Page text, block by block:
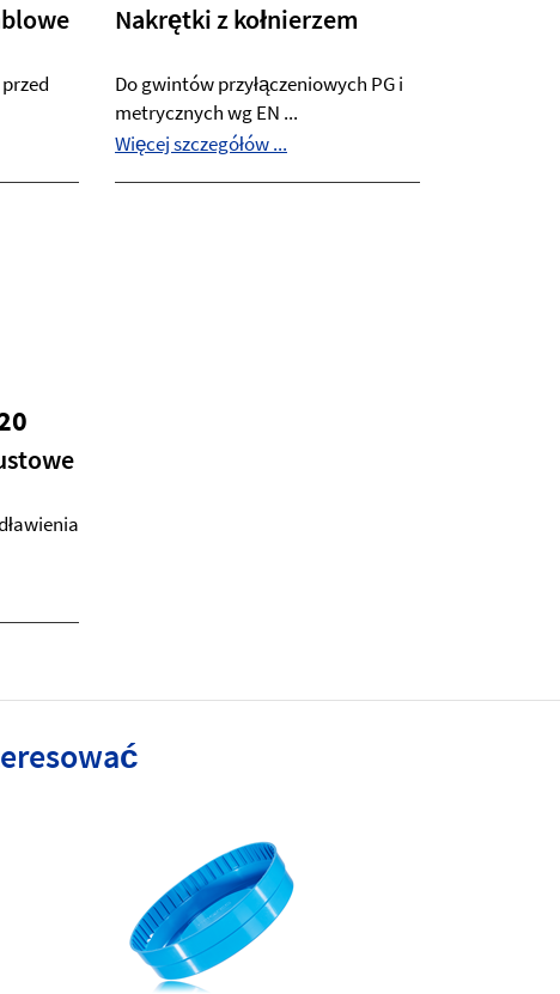
Nakrętki z kołnierzem
Do gwintów przyłączeniowych PG i
metrycznych wg EN ...
Więcej szczegółów ...